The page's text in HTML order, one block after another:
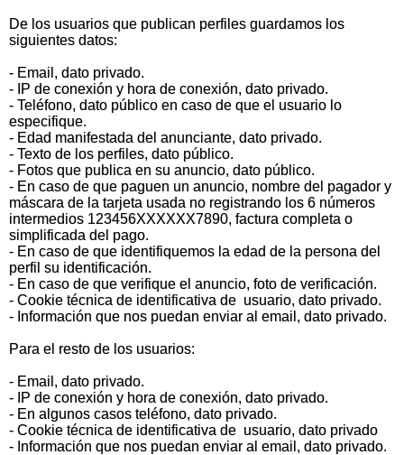
De los usuarios que publican perfiles guardamos los
siguientes datos:
- Email, dato privado.
- IP de conexión y hora de conexión, dato privado.
- Teléfono, dato público en caso de que el usuario lo
especifique.
- Edad manifestada del anunciante, dato privado.
- Texto de los perfiles, dato público.
- Fotos que publica en su anuncio, dato público.
- En caso de que paguen un anuncio, nombre del pagador y
máscara de la tarjeta usada no registrando los 6 números
intermedios 123456XXXXXX7890, factura completa o
simplificada del pago.
- En caso de que identifiquemos la edad de la persona del
perfil su identificación.
- En caso de que verifique el anuncio, foto de verificación.
- Cookie técnica de identificativa de usuario, dato privado.
- Información que nos puedan enviar al email, dato privado.
Para el resto de los usuarios:
- Email, dato privado.
- IP de conexión y hora de conexión, dato privado.
- En algunos casos teléfono, dato privado.
- Cookie técnica de identificativa de usuario, dato privado
- Información que nos puedan enviar al email, dato privado.